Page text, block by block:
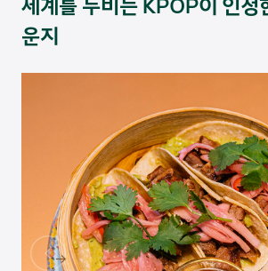
세계를 누비는 KPOP이 인
운지